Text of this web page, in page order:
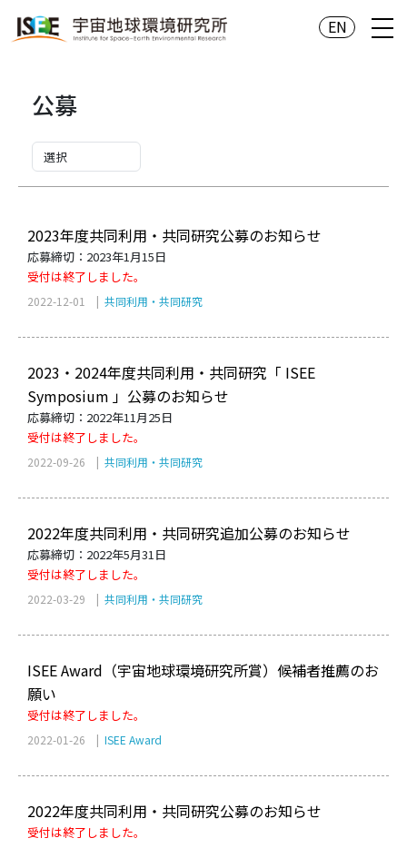
EN
公募
2023年度共同利用・共同研究公募のお知らせ
応募締切：2023年1月15日
受付は終了しました。
2022-12-01 | 共同利用・共同研究
2023・2024年度共同利用・共同研究「 ISEE
Symposium 」公募のお知らせ
応募締切：2022年11月25日
受付は終了しました。
2022-09-26 | 共同利用・共同研究
2022年度共同利用・共同研究追加公募のお知らせ
応募締切：2022年5月31日
受付は終了しました。
2022-03-29 | 共同利用・共同研究
ISEE Award（宇宙地球環境研究所賞）候補者推薦のお
願い
受付は終了しました。
2022-01-26 | ISEE Award
2022年度共同利用・共同研究公募のお知らせ
受付は終了しました。